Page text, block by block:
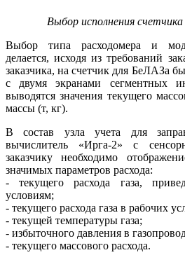
Выбор исполнения
Выбор типа расходомера и
делается, исходя из требований
заказчика, на счетчик для БеЛАЗа
с двумя экранами сегментных
выводятся значения текущего
массы (т, кг).
В состав узла учета для
вычислитель «Ирга‐2» с
заказчику необходимо
значимых параметров расхода:
- текущего расхода газа,
условиям;
- текущего расхода газа в рабочих
- текущей температуры газа;
- избыточного давления в
- текущего массового расхода.